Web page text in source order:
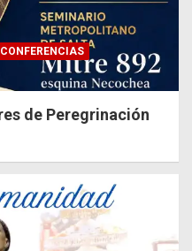
de Peregrinación